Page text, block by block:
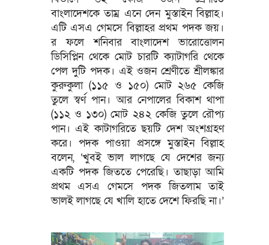
বাংলাদেশকে তাম্র এনে দেন মুস্তাইন বিল্লাহ।
এটি এসএ গেমসে বিল্লাহর প্রথম পদক জয়।
র ফলে শনিবার বাংলাদেশ ভারোত্তোলন
ডিসিপ্লিন থেকে মোট চারটি ক্যাটাগরি থেকে
পেল দুটি পদক। এই ওজন শ্রেণীতে শ্রীলঙ্কার
কুরুকুলা (১১৫ ও ১৫০) মোট ২৬৫ কেজি
তুলে স্বর্ণ পান। আর নেপালের বিকাশ থাপা
(১১২ ও ১৩০) মোট ২৪২ কেজি তুলে রৌপ্য
পান। এই কাটাগরিতে ছয়টি দেশ অংশগ্রহণ
করে। পদক পাওয়া প্রসঙ্গে মুস্তাইন বিল্লাহ
বলেন, ‘খুবই ভাল লাগছে যে দেশের জন্য
একটি পদক জিততে পেরেছি। তাছাড়া আমি
প্রথম এসএ গেমসে পদক জিতলাম তাই
ভালই লাগছে যে খালি হাতে দেশে ফিরছি না।’